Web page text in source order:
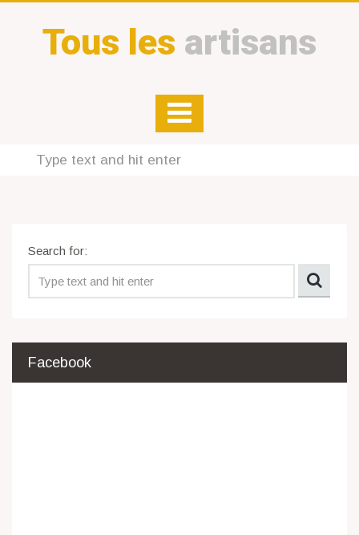
Tous les artisans
Search for:
Facebook